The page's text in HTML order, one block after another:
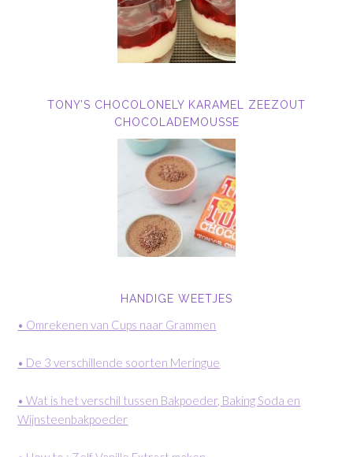
TONY’S CHOCOLONELY KARAMEL ZEEZOUT
CHOCOLADEMOUSSE
HANDIGE WEETJES
• Omrekenen van Cups naar Grammen
• De 3 verschillende soorten Meringue
• Wat is het verschil tussen Bakpoeder, Baking Soda en
Wijnsteenbakpoeder